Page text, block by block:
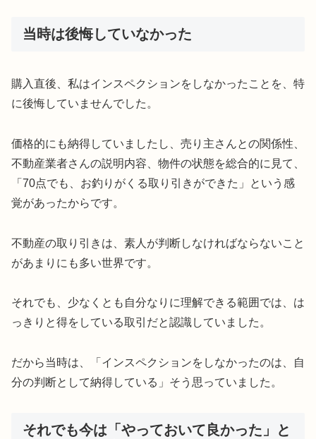
当時は後悔していなかった
購入直後、私はインスペクションをしなかったことを、特
に後悔していませんでした。
価格的にも納得していましたし、売り主さんとの関係性、
不動産業者さんの説明内容、物件の状態を総合的に見て、
「70点でも、お釣りがくる取り引きができた」という感
覚があったからです。
不動産の取り引きは、素人が判断しなければならないこと
があまりにも多い世界です。
それでも、少なくとも自分なりに理解できる範囲では、は
っきりと得をしている取引だと認識していました。
だから当時は、「インスペクションをしなかったのは、自
分の判断として納得している」そう思っていました。
それでも今は「やっておいて良かった」と